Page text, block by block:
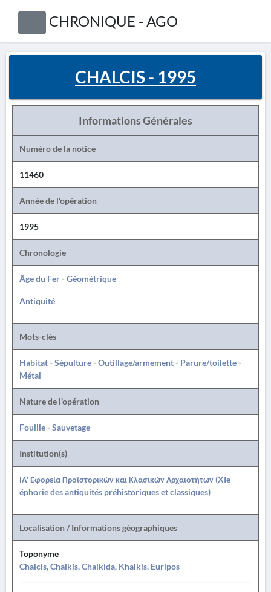
CHRONIQUE - AGO
CHALCIS - 1995
Informations Générales
Numéro de la notice
11460
Année de l'opération
1995
Chronologie
Âge du Fer-Géométrique
Antiquité
Mots-clés
Habitat-Sépulture-Outillage/armement- Parure/toilette-
Métal
Nature de l'opération
Fouille-Sauvetage
Institution(s)
ΙΑ' Εφορεία Προϊστορικών και Κλασικών Αρχαιοτήτων (XIe
éphorie des antiquités préhistoriques et classiques)
Localisation / Informations géographiques
Toponyme
Chalcis, Chalkis, Chalkida, Khalkis, Euripos